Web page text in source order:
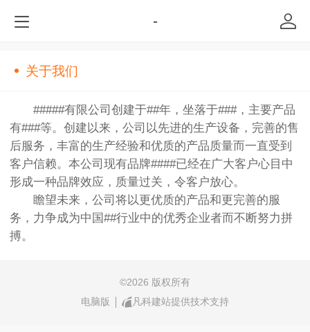
-
关于我们
#####有限公司创建于##年，坐落于###，主要产品
有###等。创建以来，公司以先进的生产设备，完善的售
后服务，丰富的生产经验和优质的产品质量而一直受到
客户信赖。本公司现有品牌####已经在广大客户心目中
形成一种品牌效应，质量过关，令客户放心。
瞻望未来，公司将以更优质的产品和更完善的服
务，力争成为中国##行业中的优秀企业者而不断努力拼
搏。
©2026 版权所有
电脑版
凡科建站提供技术支持